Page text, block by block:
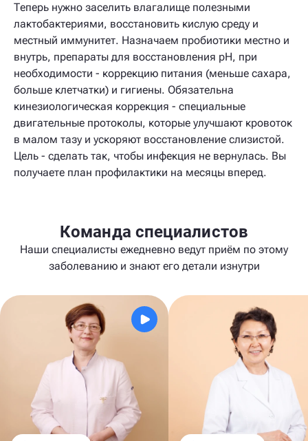
Теперь нужно заселить влагалище полезными
лактобактериями, восстановить кислую среду и
местный иммунитет. Назначаем пробиотики местно и
внутрь, препараты для восстановления pH, при
необходимости - коррекцию питания (меньше сахара,
больше клетчатки) и гигиены. Обязательна
кинезиологическая коррекция - специальные
двигательные протоколы, которые улучшают кровоток
в малом тазу и ускоряют восстановление слизистой.
Цель - сделать так, чтобы инфекция не вернулась. Вы
получаете план профилактики на месяцы вперед.
Команда специалистов
Наши специалисты ежедневно ведут приём по этому
заболеванию и знают его детали изнутри